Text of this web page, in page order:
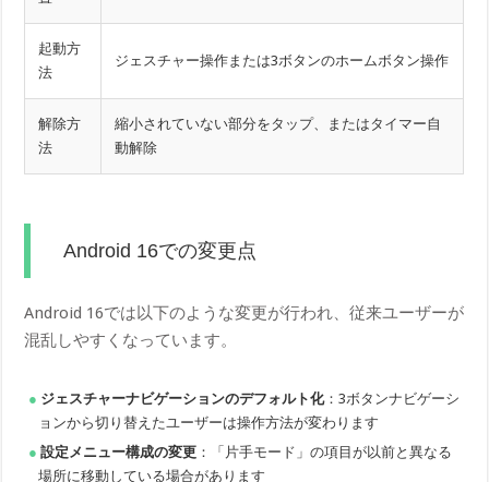
起動方
法
ジェスチャー操作または3ボタンのホームボタン操作
解除方
法
縮小されていない部分をタップ、またはタイマー自
動解除
Android 16での変更点
Android 16では以下のような変更が行われ、従来ユーザーが
混乱しやすくなっています。
ジェスチャーナビゲーションのデフォルト化：3ボタンナビゲーシ
ョンから切り替えたユーザーは操作方法が変わります
設定メニュー構成の変更 ：「片手モード」の項目が以前と異なる
場所に移動している場合があります